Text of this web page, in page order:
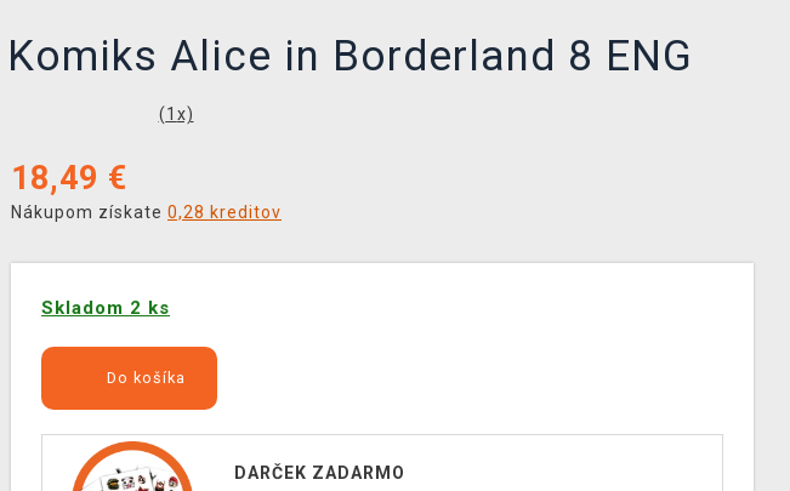
Komiks Alice in Borderland 8 ENG
(1 x)
18,49 €
Nákupom získate 0,28 kreditov
Skladom 2 ks
Do košíka
DARČEK ZADARMO